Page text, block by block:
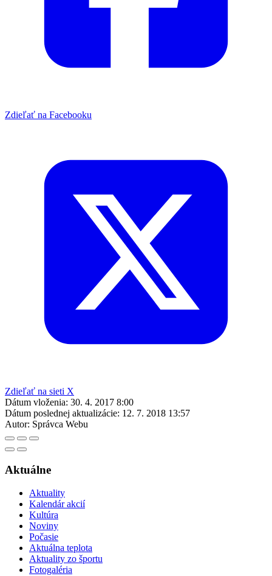
Zdieľať na Facebooku
Zdieľať na sieti X
Dátum vloženia: 30. 4. 2017 8:00
Dátum poslednej aktualizácie: 12. 7. 2018 13:57
Autor: Správca Webu
Aktuálne
Aktuality
Kalendár akcií
Kultúra
Noviny
Počasie
Aktuálna teplota
Aktuality zo športu
Fotogaléria